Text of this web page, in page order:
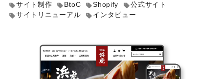
サイト制作 BtoC Shopify
公式サイト
サイトリニューアル
インタビュー